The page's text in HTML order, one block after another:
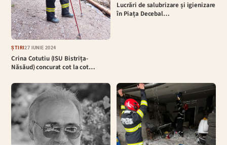
ȘTIRI27 IUNIE 2024
Crina Cotutiu (ISU Bistrița-
Năsăud) concurat cot la cot…
Lucrări de salubrizare și igienizare
în Piața Decebal…